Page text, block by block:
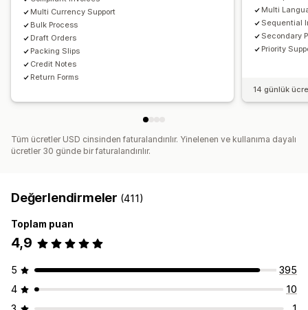
Multi Currency Support
Bulk Process
Draft Orders
Packing Slips
Credit Notes
Return Forms
Multi
Sequential
Secondary
Priority
14 günlük
Tüm ücretler USD cinsinden faturalandırılır. Yinelenen ve kullanıma dayalı
ücretler 30 günde bir faturalandırılır.
Değerlendirmeler (411)
Toplam puan
4,9
5
395
4
10